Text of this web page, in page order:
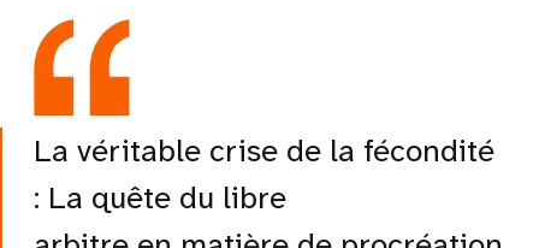
La véritable crise de la fécondité
: La quête du libre